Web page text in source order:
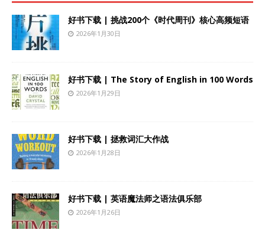
好书下载 | 挑战200个《时代周刊》核心高频短语
2026年1月30日
好书下载 | The Story of English in 100 Words
2026年1月29日
好书下载 | 拯救词汇大作战
2026年1月28日
好书下载 | 英语魔法师之语法俱乐部
2026年1月26日